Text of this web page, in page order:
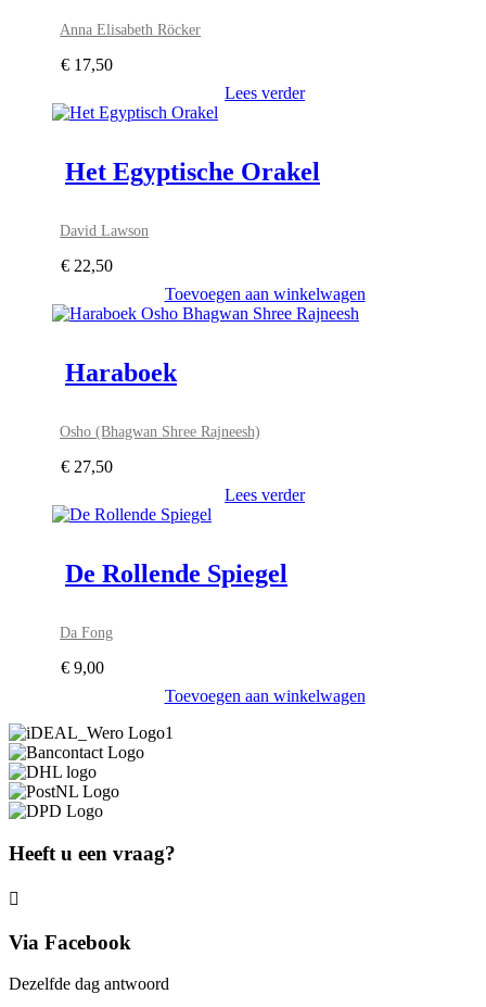
Anna Elisabeth Röcker
€ 17,50
Lees verder
Het Egyptische Orakel
David Lawson
€ 22,50
Toevoegen aan winkelwagen
Haraboek
Osho (Bhagwan Shree Rajneesh)
€ 27,50
Lees verder
De Rollende Spiegel
Da Fong
€ 9,00
Toevoegen aan winkelwagen
Heeft u een vraag?
Via Facebook
Dezelfde dag antwoord